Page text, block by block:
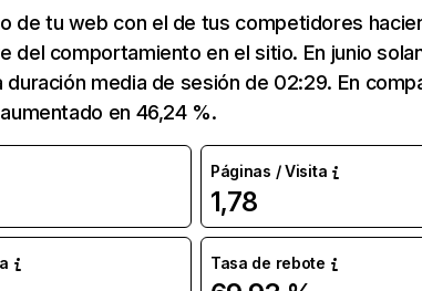
de tu web con el de tus competidores
del comportamiento en el sitio. En junio
duración media de sesión de 02:29. En
en 46,24 %.
Páginas / Visita
1,78
Tasa de rebote